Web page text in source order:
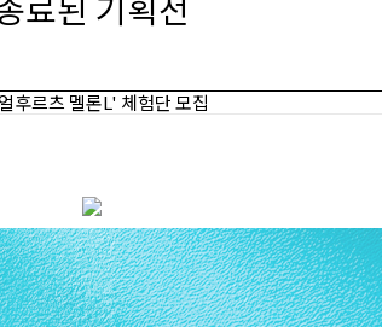
후르츠 멜론L' 체험단 모집